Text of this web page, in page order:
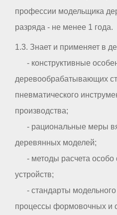
профессии модельщика
разряда - не менее 1 года.
1.3. Знает и применяет в
- конструктивные
деревообрабатывающих
пневматического
производства;
- рациональные меры
деревянных моделей;
- методы расчета особо
устройств;
- стандарты модельного
процессы формовочных и